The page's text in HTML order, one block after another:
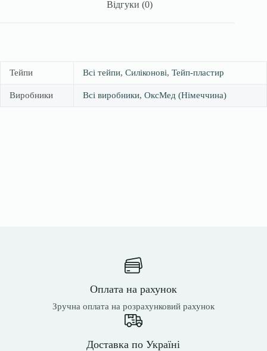
Відгуки (0)
Тейпи Всі тейпи, Силіконові, Тейп-пластир
Виробники Всі виробники, ОксМед (Німеччина)
Оплата на рахунок
Зручна оплата на розрахунковий рахунок
Доставка по Україні